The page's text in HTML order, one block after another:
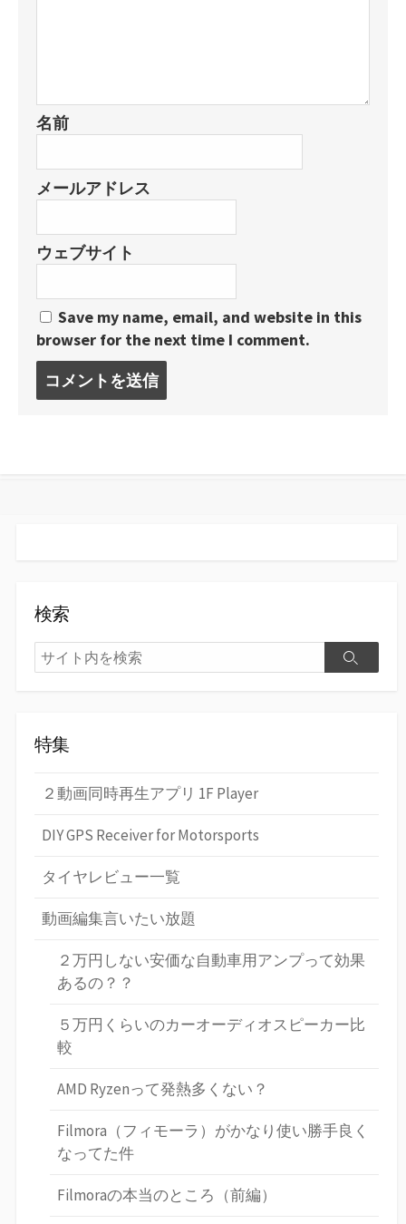
名前
メールアドレス
ウェブサイト
Save my name, email, and website in this
browser for the next time I comment.
メ
検索
検
索
検
特集
２動画同時再生アプリ 1F Player
DIY GPS Receiver for Motorsports
タイヤレビュー一覧
動画編集言いたい放題
２万円しない安価な自動車用アンプって効果
あるの？？
５万円くらいのカーオーディオスピーカー比
較
AMD Ryzenって発熱多くない？
Filmora（フィモーラ）がかなり使い勝手良く
なってた件
Filmoraの本当のところ（前編）